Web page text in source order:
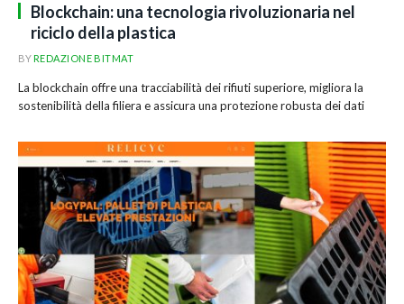
Blockchain: una tecnologia rivoluzionaria nel
riciclo della plastica
BYREDAZIONE BITMAT
La blockchain offre una tracciabilità dei rifiuti superiore, migliora la
sostenibilità della filiera e assicura una protezione robusta dei dati